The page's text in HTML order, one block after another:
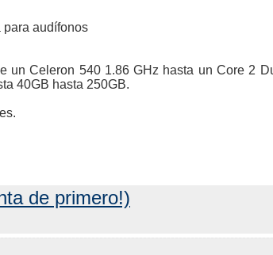
para audífonos
un Celeron 540 1.86 GHz hasta un Core 2
40GB hasta 250GB.
de primero!)